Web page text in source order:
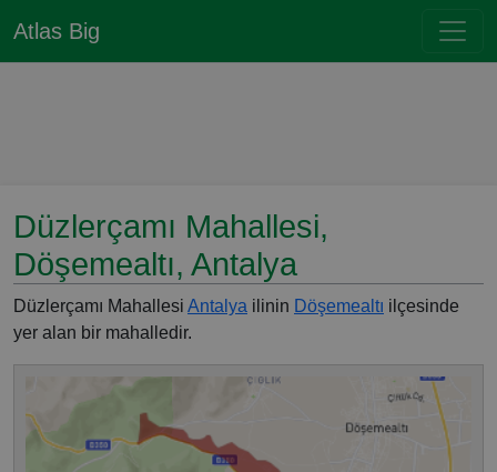
Atlas Big
Düzlerçamı Mahallesi,
Döşemealtı, Antalya
Düzlerçamı Mahallesi Antalya ilinin Döşemealtı ilçesinde
yer alan bir mahalledir.